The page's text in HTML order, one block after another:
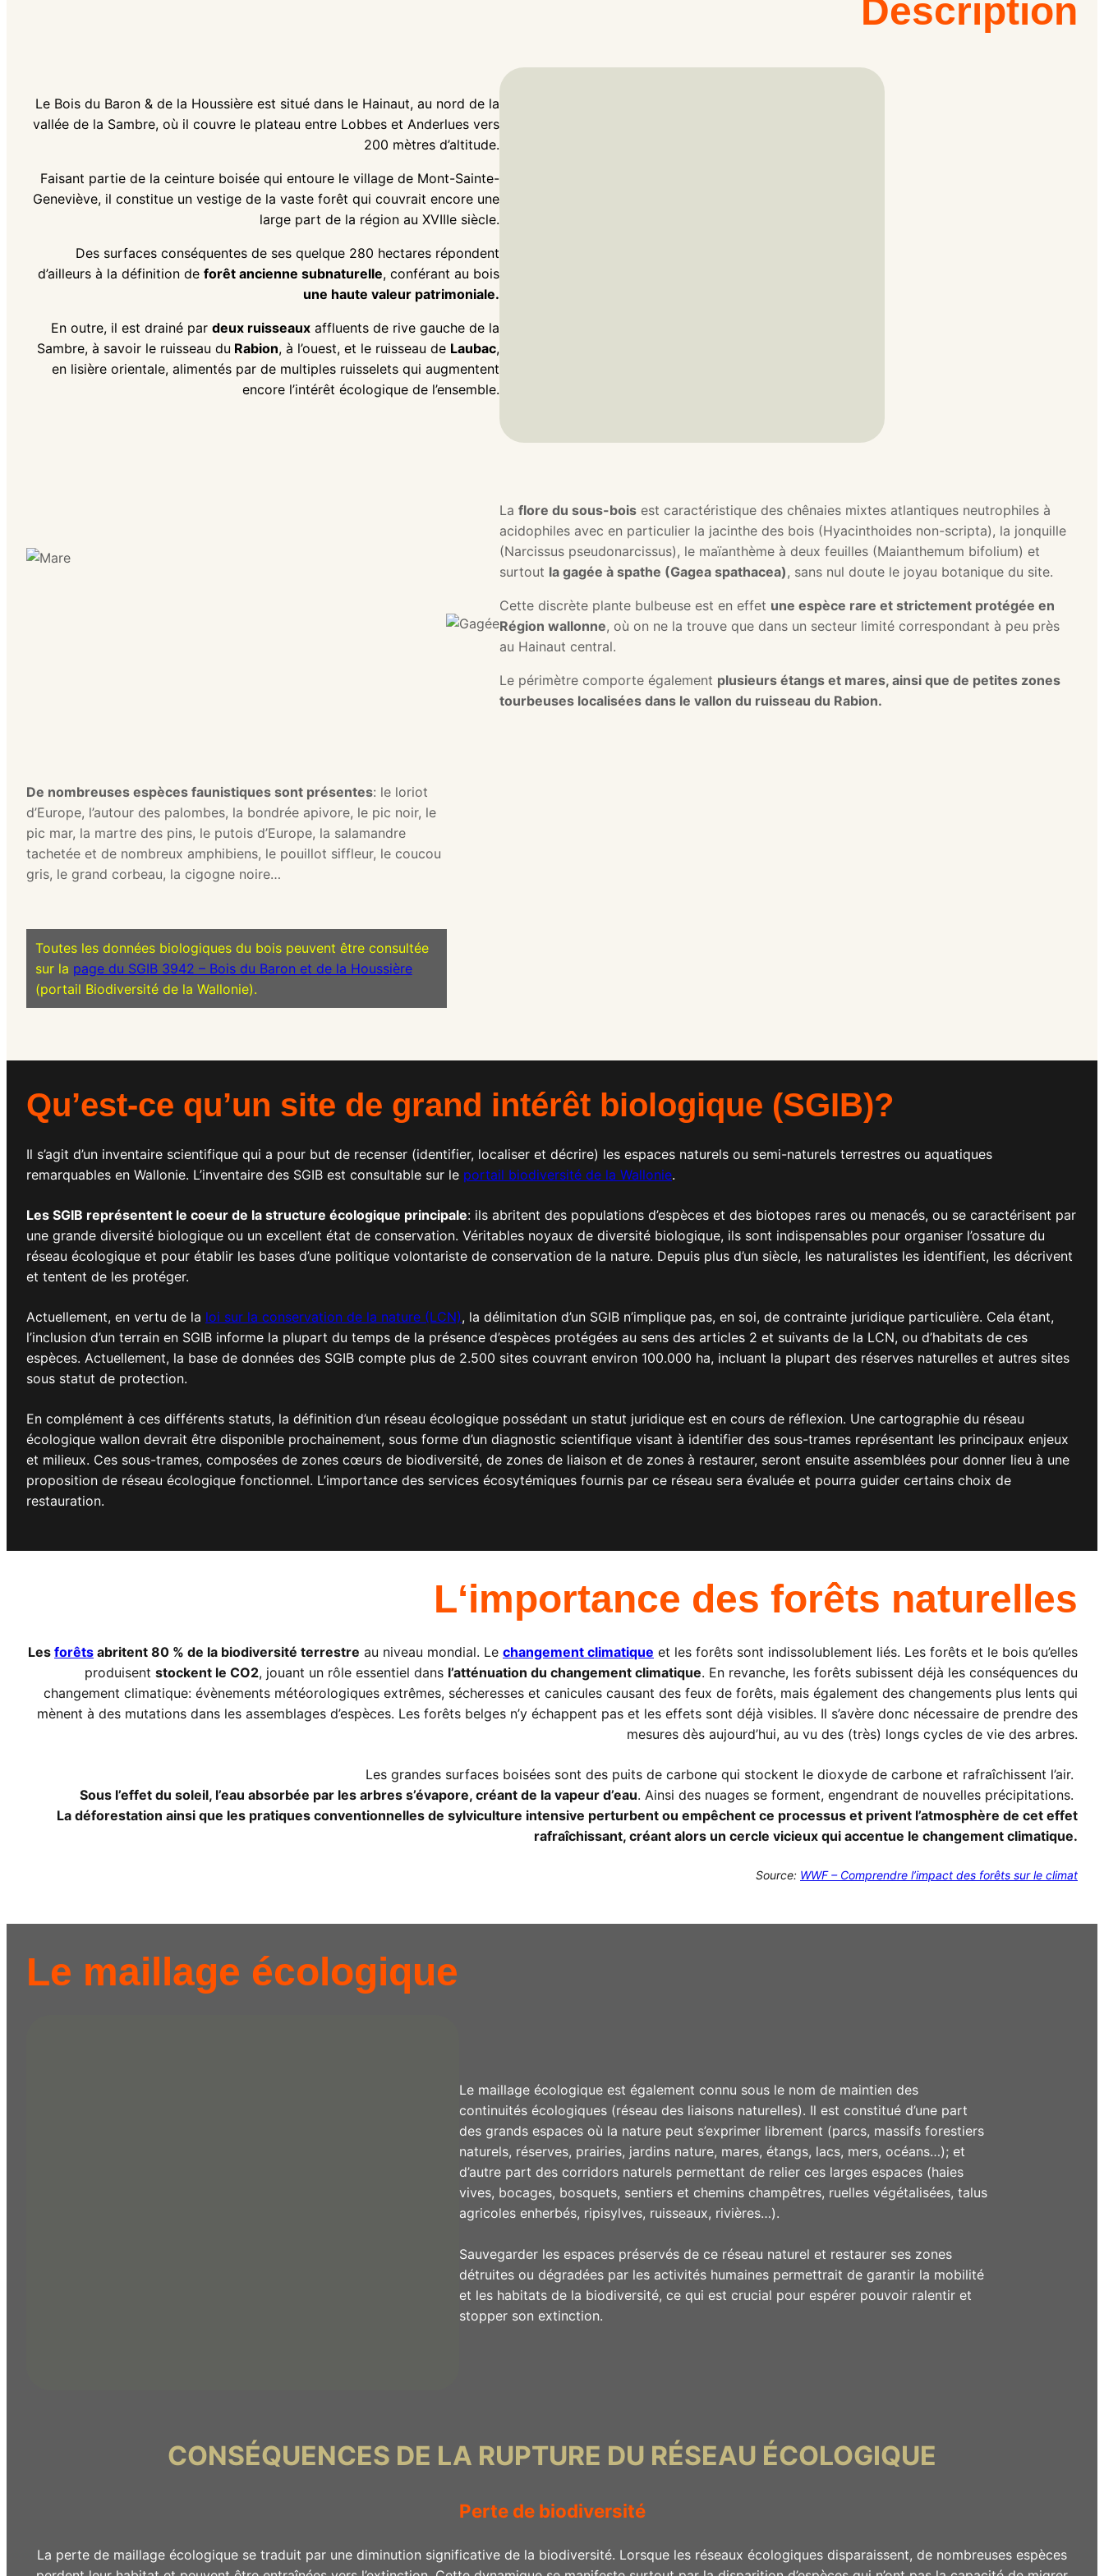
Description
Le Bois du Baron & de la Houssière est situé dans le Hainaut, au nord de la
vallée de la Sambre, où il couvre le plateau entre Lobbes et Anderlues vers
200 mètres d’altitude.
Faisant partie de la ceinture boisée qui entoure le village de Mont-Sainte-
Geneviève, il constitue un vestige de la vaste forêt qui couvrait encore une
large part de la région au XVIIIe siècle.
Des surfaces conséquentes de ses quelque 280 hectares répondent
d’ailleurs à la définition de forêt ancienne subnaturelle, conférant au bois
une haute valeur patrimoniale.
En outre, il est drainé par deux ruisseaux affluents de rive gauche de la
Sambre, à savoir le ruisseau du Rabion, à l’ouest, et le ruisseau de Laubac,
en lisière orientale, alimentés par de multiples ruisselets qui augmentent
encore l’intérêt écologique de l’ensemble.
La flore du sous-bois est caractéristique des chênaies mixtes atlantiques neutrophiles à
acidophiles avec en particulier la jacinthe des bois (Hyacinthoides non-scripta), la jonquille
(Narcissus pseudonarcissus), le maïanthème à deux feuilles (Maianthemum bifolium) et
surtout la gagée à spathe (Gagea spathacea), sans nul doute le joyau botanique du site.
Cette discrète plante bulbeuse est en effet une espèce rare et strictement protégée en
Région wallonne, où on ne la trouve que dans un secteur limité correspondant à peu près
au Hainaut central.
Le périmètre comporte également plusieurs étangs et mares, ainsi que de petites zones
tourbeuses localisées dans le vallon du ruisseau du Rabion.
De nombreuses espèces faunistiques sont présentes: le loriot
d’Europe, l’autour des palombes, la bondrée apivore, le pic noir, le
pic mar, la martre des pins, le putois d’Europe, la salamandre
tachetée et de nombreux amphibiens, le pouillot siffleur, le coucou
gris, le grand corbeau, la cigogne noire…
Toutes les données biologiques du bois peuvent être consultée
sur la page du SGIB 3942 – Bois du Baron et de la Houssière
(portail Biodiversité de la Wallonie).
Qu’est-ce qu’un site de grand intérêt biologique (SGIB)?
Il s’agit d’un inventaire scientifique qui a pour but de recenser (identifier, localiser et décrire) les espaces naturels ou semi-naturels terrestres ou aquatiques
remarquables en Wallonie. L’inventaire des SGIB est consultable sur le portail biodiversité de la Wallonie.
Les SGIB représentent le coeur de la structure écologique principale: ils abritent des populations d’espèces et des biotopes rares ou menacés, ou se caractérisent par
une grande diversité biologique ou un excellent état de conservation. Véritables noyaux de diversité biologique, ils sont indispensables pour organiser l’ossature du
réseau écologique et pour établir les bases d’une politique volontariste de conservation de la nature. Depuis plus d’un siècle, les naturalistes les identifient, les décrivent
et tentent de les protéger.
Actuellement, en vertu de la loi sur la conservation de la nature (LCN), la délimitation d’un SGIB n’implique pas, en soi, de contrainte juridique particulière. Cela étant,
l’inclusion d’un terrain en SGIB informe la plupart du temps de la présence d’espèces protégées au sens des articles 2 et suivants de la LCN, ou d’habitats de ces
espèces. Actuellement, la base de données des SGIB compte plus de 2.500 sites couvrant environ 100.000 ha, incluant la plupart des réserves naturelles et autres sites
sous statut de protection.
En complément à ces différents statuts, la définition d’un réseau écologique possédant un statut juridique est en cours de réflexion. Une cartographie du réseau
écologique wallon devrait être disponible prochainement, sous forme d’un diagnostic scientifique visant à identifier des sous-trames représentant les principaux enjeux
et milieux. Ces sous-trames, composées de zones cœurs de biodiversité, de zones de liaison et de zones à restaurer, seront ensuite assemblées pour donner lieu à une
proposition de réseau écologique fonctionnel. L’importance des services écosytémiques fournis par ce réseau sera évaluée et pourra guider certains choix de
restauration.
L‘importance des forêts naturelles
Les forêts abritent 80 % de la biodiversité terrestre au niveau mondial. Le changement climatique et les forêts sont indissolublement liés. Les forêts et le bois qu’elles
produisent stockent le CO2, jouant un rôle essentiel dans l’atténuation du changement climatique. En revanche, les forêts subissent déjà les conséquences du
changement climatique: évènements météorologiques extrêmes, sécheresses et canicules causant des feux de forêts, mais également des changements plus lents qui
mènent à des mutations dans les assemblages d’espèces. Les forêts belges n’y échappent pas et les effets sont déjà visibles. Il s’avère donc nécessaire de prendre des
mesures dès aujourd’hui, au vu des (très) longs cycles de vie des arbres.
Les grandes surfaces boisées sont des puits de carbone qui stockent le dioxyde de carbone et rafraîchissent l’air.
Sous l’effet du soleil, l’eau absorbée par les arbres s’évapore, créant de la vapeur d’eau. Ainsi des nuages se forment, engendrant de nouvelles précipitations.
La déforestation ainsi que les pratiques conventionnelles de sylviculture intensive perturbent ou empêchent ce processus et privent l’atmosphère de cet effet
rafraîchissant, créant alors un cercle vicieux qui accentue le changement climatique.
Source: WWF – Comprendre l’impact des forêts sur le climat
Le maillage écologique
Le maillage écologique est également connu sous le nom de maintien des
continuités écologiques (réseau des liaisons naturelles). Il est constitué d’une part
des grands espaces où la nature peut s’exprimer librement (parcs, massifs forestiers
naturels, réserves, prairies, jardins nature, mares, étangs, lacs, mers, océans…); et
d’autre part des corridors naturels permettant de relier ces larges espaces (haies
vives, bocages, bosquets, sentiers et chemins champêtres, ruelles végétalisées, talus
agricoles enherbés, ripisylves, ruisseaux, rivières…).
Sauvegarder les espaces préservés de ce réseau naturel et restaurer ses zones
détruites ou dégradées par les activités humaines permettrait de garantir la mobilité
et les habitats de la biodiversité, ce qui est crucial pour espérer pouvoir ralentir et
stopper son extinction.
CONSÉQUENCES DE LA RUPTURE DU RÉSEAU ÉCOLOGIQUE
Perte de biodiversité
La perte de maillage écologique se traduit par une diminution significative de la biodiversité. Lorsque les réseaux écologiques disparaissent, de nombreuses espèces